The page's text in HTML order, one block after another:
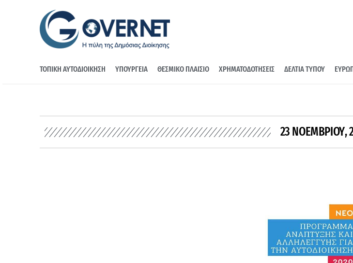
ΤΟΠΙΚΗ ΑΥΤΟΔΙΟΙΚΗΣΗ ΥΠΟΥΡΓΕΙΑ ΘΕΣΜΙΚΟ ΠΛΑΙΣΙΟ ΧΡΗΜΑΤΟΔΟΤΗΣΕΙΣ ΔΕΛΤΙΑ ΤΥΠΟΥ
23 ΝΟΕΜΒΡΊΟΥ,